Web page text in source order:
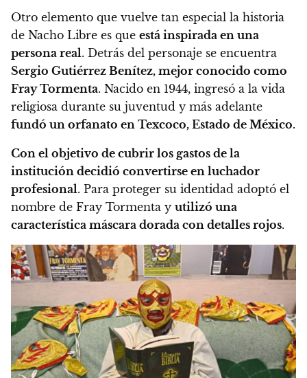
Otro elemento que vuelve tan especial la historia
de Nacho Libre es que está inspirada en una
persona real. Detrás del personaje se encuentra
Sergio Gutiérrez Benítez, mejor conocido como
Fray Tormenta. Nacido en 1944, ingresó a la vida
religiosa durante su juventud y más adelante
fundó un orfanato en Texcoco, Estado de México.
Con el objetivo de cubrir los gastos de la
institución decidió convertirse en luchador
profesional. Para proteger su identidad adoptó el
nombre de Fray Tormenta y utilizó una
característica máscara dorada con detalles rojos.